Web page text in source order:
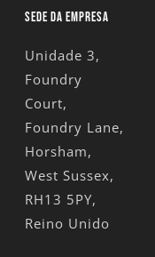
SEDE DA EMPRESA
Unidade 3,
Foundry
Court,
Foundry Lane,
Horsham,
West Sussex,
RH13 5PY,
Reino Unido